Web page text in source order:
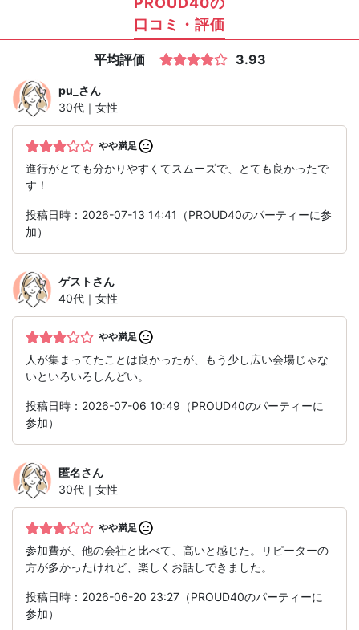
口コミ・評価
平均評価 3.93
pu_ さん
30代｜女性
やや満足
進行がとても分かりやすくてスムーズで、とても良かったで
す！
投稿日時：2026-07-13 14:41（PROUD40のパーティーに参
加）
ゲストさん
40代｜女性
やや満足
人が集まってたことは良かったが、もう少し広い会場じゃな
いといろいろしんどい。
投稿日時：2026-07-06 10:49（PROUD40のパーティーに
参加）
匿名さん
30代｜女性
やや満足
参加費が、他の会社と比べて、高いと感じた。リピーターの
方が多かったけれど、楽しくお話しできました。
投稿日時：2026-06-20 23:27（PROUD40のパーティーに
参加）